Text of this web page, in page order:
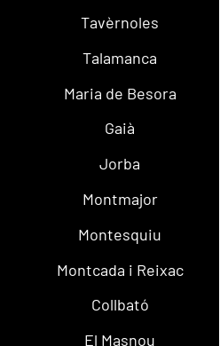
Tavèrnoles
Talamanca
Maria de Besora
Gaià
Jorba
Montmajor
Montesquiu
Montcada i Reixac
Collbató
El Masnou